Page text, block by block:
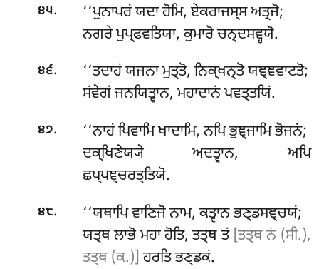
੪੫. ‘‘ਪੁਨਾਪਰਂਯਦਾ ਹੋਮਿ, ਏਕਰਾਜਸ੍ਸ ਅਤ੍ਰਜੋ;
ਨਗਰੇ ਪੁਪ੍ਫਵਤਿਯਾ, ਕੁਮਾਰੋ ਚਨ੍ਦਸਵ੍ਹਯੋ.
੪੬. ‘‘ਤਦਾਹਂਯਜਨਾ ਮੁਤ੍ਤੋ, ਨਿਕ੍ਖਨ੍ਤੋ ਯਞ੍ਞਵਾਟਤੋ;
ਸਂਵੇਗਂ ਜਨਯਿਤ੍ਵਾਨ, ਮਹਾਦਾਨਂ ਪਵਤ੍ਤਯਿਂ.
੪੭.
‘‘ਨਾਹਂ ਪਿਵਾਮਿ ਖਾਦਾਮਿ, ਨਪਿ ਭੁਞ੍ਜਾਮਿ ਭੋਜਨਂ;
ਦਕ੍ਖਿਣੇਯ੍ਯੇ ਅਦਤ੍ਵਾਨ, ਅਪਿ
ਛਪ੍ਪਞ੍ਚਰਤ੍ਤਿਯੋ.
੪੮. ‘‘ਯਥਾਪਿਵਾਣਿਜੋ ਨਾਮ, ਕਤ੍ਵਾਨ ਭਣ੍ਡਸਞ੍ਚਯਂ;
ਯਤ੍ਥ ਲਾਭੋ ਮਹਾ ਹੋਤਿ, ਤਤ੍ਥ ਤਂ [ਤਤ੍ਥ ਨਂ (ਸੀ.),
ਤਤ੍ਥ (ਕ.)] ਹਰਤਿ ਭਣ੍ਡਕਂ.